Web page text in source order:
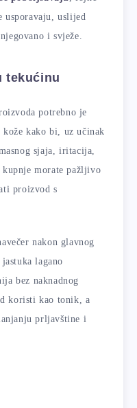
usporavaju, uslijed
i svježe.
tekućinu
potrebno je
kako bi, uz učinak
sjaja, iritacija,
morate pažljivo
proizvod s
nakon glavnog
lagano
bez naknadnog
koristi kao tonik, a
prljavštine i